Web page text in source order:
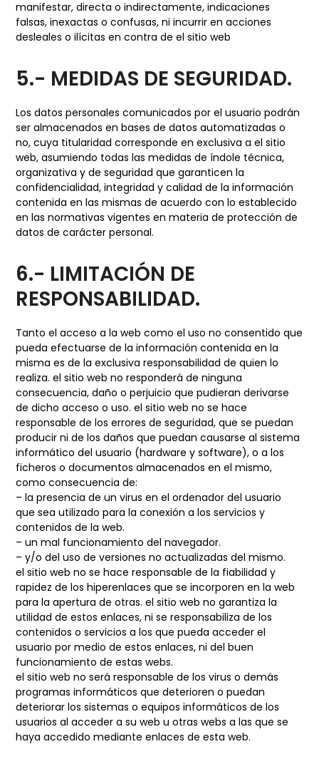
manifestar, directa o indirectamente, indicaciones
falsas, inexactas o confusas, ni incurrir en acciones
desleales o ilícitas en contra de el sitio web
5.- MEDIDAS DE SEGURIDAD.
Los datos personales comunicados por el usuario podrán
ser almacenados en bases de datos automatizadas o
no, cuya titularidad corresponde en exclusiva a el sitio
web, asumiendo todas las medidas de índole técnica,
organizativa y de seguridad que garanticen la
confidencialidad, integridad y calidad de la información
contenida en las mismas de acuerdo con lo establecido
en las normativas vigentes en materia de protección de
datos de carácter personal.
6.- LIMITACIÓN DE
RESPONSABILIDAD.
Tanto el acceso a la web como el uso no consentido que
pueda efectuarse de la información contenida en la
misma es de la exclusiva responsabilidad de quien lo
realiza. el sitio web no responderá de ninguna
consecuencia, daño o perjuicio que pudieran derivarse
de dicho acceso o uso. el sitio web no se hace
responsable de los errores de seguridad, que se puedan
producir ni de los daños que puedan causarse al sistema
informático del usuario (hardware y software), o a los
ficheros o documentos almacenados en el mismo,
como consecuencia de:
– la presencia de un virus en el ordenador del usuario
que sea utilizado para la conexión a los servicios y
contenidos de la web.
– un mal funcionamiento del navegador.
– y/o del uso de versiones no actualizadas del mismo.
el sitio web no se hace responsable de la fiabilidad y
rapidez de los hiperenlaces que se incorporen en la web
para la apertura de otras. el sitio web no garantiza la
utilidad de estos enlaces, ni se responsabiliza de los
contenidos o servicios a los que pueda acceder el
usuario por medio de estos enlaces, ni del buen
funcionamiento de estas webs.
el sitio web no será responsable de los virus o demás
programas informáticos que deterioren o puedan
deteriorar los sistemas o equipos informáticos de los
usuarios al acceder a su web u otras webs a las que se
haya accedido mediante enlaces de esta web.